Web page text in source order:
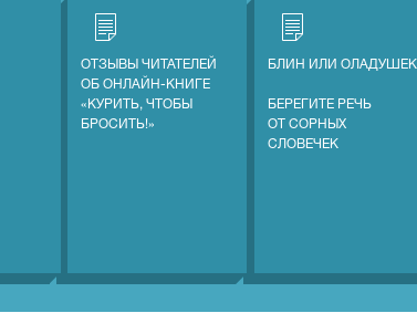
ОТЗЫВЫ ЧИТАТЕЛЕЙ
ОБ ОНЛАЙН-КНИГЕ
«КУРИТЬ, ЧТОБЫ
БРОСИТЬ!»
БЛИН ИЛИ ОЛАДУШЕК
БЕРЕГИТЕ РЕЧЬ
ОТ СОРНЫХ
СЛОВЕЧЕК